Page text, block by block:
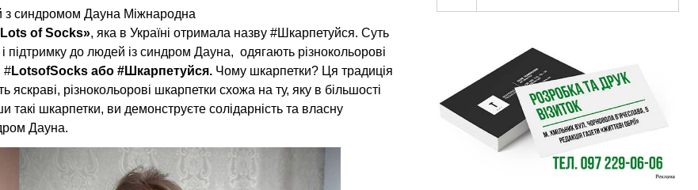
з синдромом Дауна Міжнародна
of Socks», яка в Україні отримала назву #Шкарпетуйся. Суть
підтримку до людей із синдром Дауна, одягають різнокольорові
#LotsofSocks або #Шкарпетуйся. Чому шкарпетки? Ця традиція
різнокольорові шкарпетки схожа на ту, яку в більшості
шкарпетки, ви демонструєте солідарність та власну
Дауна.